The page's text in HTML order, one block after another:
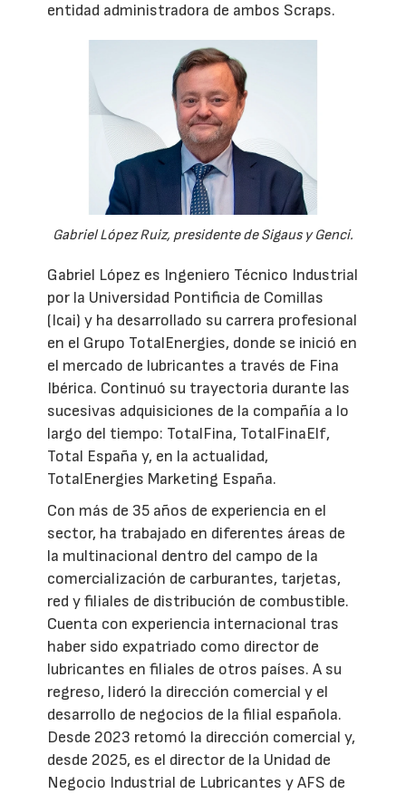
entidad administradora de ambos Scraps.
Gabriel López Ruiz, presidente de Sigaus y Genci.
Gabriel López es Ingeniero Técnico Industrial
por la Universidad Pontificia de Comillas
(Icai) y ha desarrollado su carrera profesional
en el Grupo TotalEnergies, donde se inició en
el mercado de lubricantes a través de Fina
Ibérica. Continuó su trayectoria durante las
sucesivas adquisiciones de la compañía a lo
largo del tiempo: TotalFina, TotalFinaElf,
Total España y, en la actualidad,
TotalEnergies Marketing España.
Con más de 35 años de experiencia en el
sector, ha trabajado en diferentes áreas de
la multinacional dentro del campo de la
comercialización de carburantes, tarjetas,
red y filiales de distribución de combustible.
Cuenta con experiencia internacional tras
haber sido expatriado como director de
lubricantes en filiales de otros países. A su
regreso, lideró la dirección comercial y el
desarrollo de negocios de la filial española.
Desde 2023 retomó la dirección comercial y,
desde 2025, es el director de la Unidad de
Negocio Industrial de Lubricantes y AFS de